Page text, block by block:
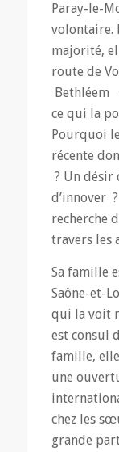
Paray-le-
volontaire.
majorité,
route de
Bethléem
ce qui la
Pourquoi
récente
? Un désir
d’innover
recherche
travers les
Sa famille
Saône-et-
qui la voit
est consul
famille,
une
chez les
grande